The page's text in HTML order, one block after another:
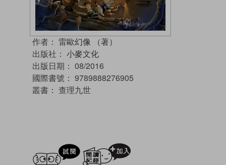
作者： 雷歐幻像 （著）
出版社： 小麥文化
出版日期： 08/2016
國際書號： 9789888276905
叢書： 查理九世
試閲